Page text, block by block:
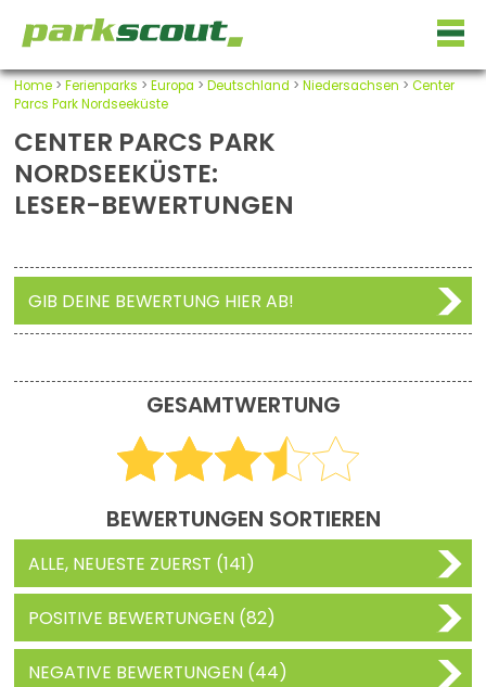
Home> Ferienparks > Europa > Deutschland > Niedersachsen > Center
Parcs Park Nordseeküste
CENTER PARCS PARK
NORDSEEKÜSTE:
LESER-BEWERTUNGEN
GIB DEINE BEWERTUNG HIER AB!
GESAMTWERTUNG
BEWERTUNGEN SORTIEREN
ALLE, NEUESTE ZUERST (141)
POSITIVE BEWERTUNGEN (82)
NEGATIVE BEWERTUNGEN (44)